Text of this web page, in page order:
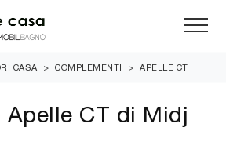
CASA > COMPLEMENTI > APELLE CT
Apelle CT di Midj